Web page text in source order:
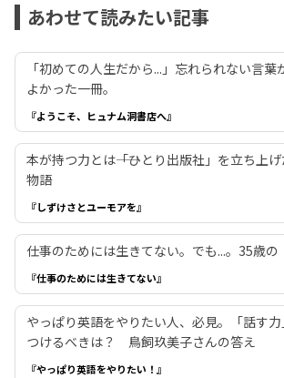
あわせて読みたい記事
「初めての人生だから...」忘れられない言葉
よかった一冊。
『ようこそ、ヒュナム洞書店へ』
本が持つ力とは――「ひとり出版社」を立ち上
物語
『しずけさとユーモアを』
仕事のためには生きてない。でも...。35歳の
『仕事のためには生きてない』
やっぱり英語をやりたい人、必見。「話す
つけるべきは？ 鳥飼玖美子さんの答え
『やっぱり英語をやりたい！』